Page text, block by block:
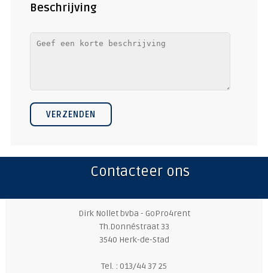
Beschrijving
VERZENDEN
Contacteer ons
Dirk Nollet bvba - GoPro4rent
Th.Donnéstraat 33
3540 Herk-de-Stad
Tel. : 013/44 37 25